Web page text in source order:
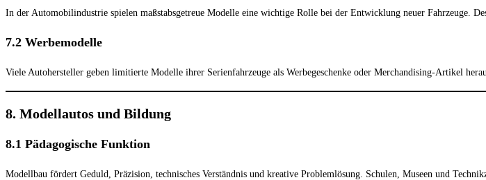
In der Automobilindustrie spielen maßstabsgetreue Modelle eine wichtige Rolle bei der Entwicklung neuer Fahrzeuge.
7.2 Werbemodelle
Viele Autohersteller geben limitierte Modelle ihrer Serienfahrzeuge als Werbegeschenke oder Merchandising-Artikel
8. Modellautos und Bildung
8.1 Pädagogische Funktion
Modellbau fördert Geduld, Präzision, technisches Verständnis und kreative Problemlösung. Schulen, Museen und